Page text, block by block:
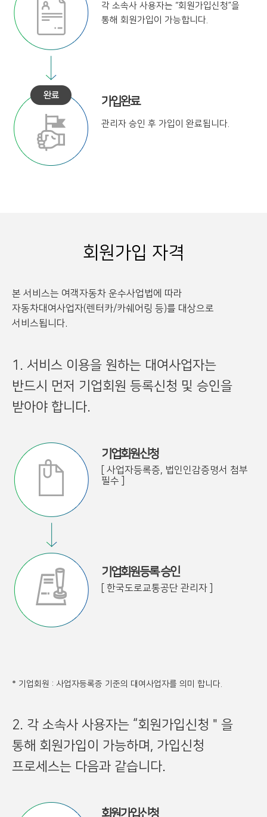
각 소속사 사용자는 “회원가입신청”을
통해 회원가입이 가능합니다.
가입완료
관리자 승인 후 가입이 완료됩니다.
회원가입 자격
본 서비스는 여객자동차 운수사업법에 따라
자동차대여사업자(렌터카/카쉐어링 등)를 대상으로
서비스됩니다.
1. 서비스 이용을 원하는 대여사업자는
반드시 먼저 기업회원 등록신청 및 승인을
받아야 합니다.
기업회원신청
[ 사업자등록증, 법인인감증명서 첨부
필수 ]
기업회원등록 승인
[ 한국도로교통공단 관리자 ]
* 기업회원 : 사업자등록증 기준의 대여사업자를 의미 합니다.
2. 각 소속사 사용자는 “회원가입신청＂을
통해 회원가입이 가능하며, 가입신청
프로세스는 다음과 같습니다.
회원가입신청